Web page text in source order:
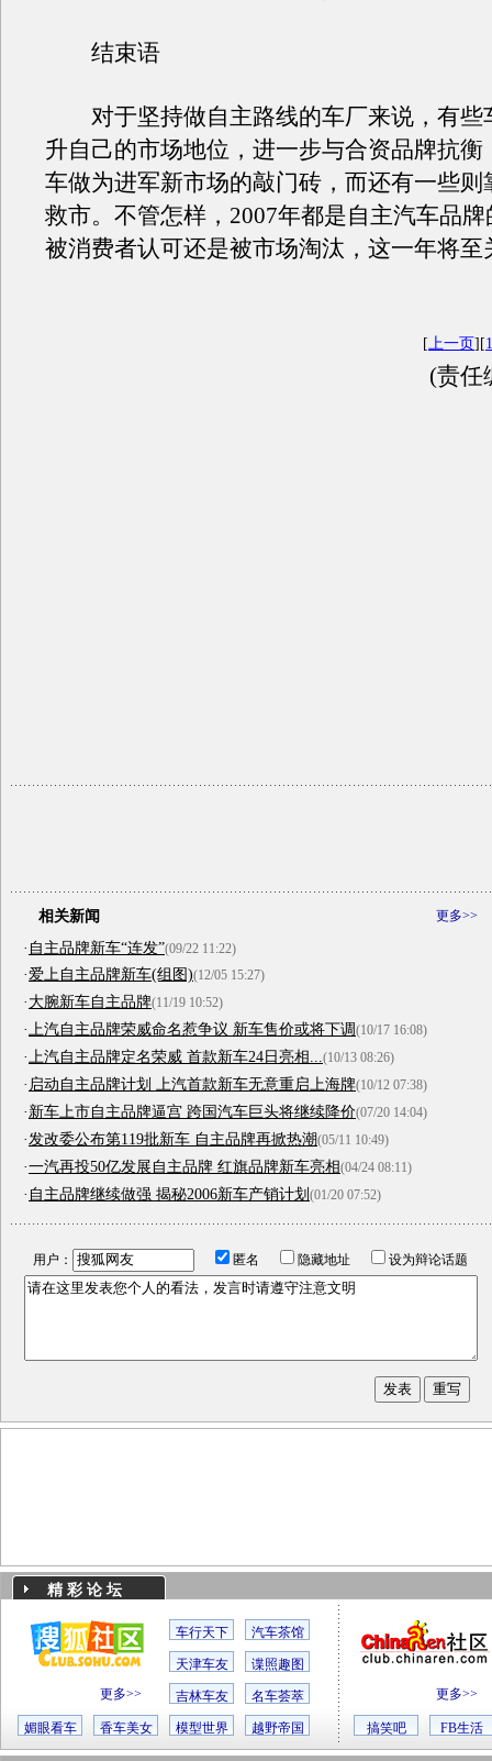
结束语
对于坚持做自主路线的车厂来说，有些
升自己的市场地位，进一步与合资品牌抗衡
车做为进军新市场的敲门砖，而还有一些则
救市。不管怎样，2007年都是自主汽车品
被消费者认可还是被市场淘汰，这一年将至
[上一页][1
(责任
更多>>
相关新闻
· 自主品牌新车“连发”(09/22 11:22)
·爱上自主品牌新车(组图)(12/05 15:27)
·大腕新车自主品牌(11/19 10:52)
· 上汽自主品牌荣威命名惹争议 新车售价或将下调(10/17 16:08)
· 上汽自主品牌定名荣威 首款新车24日亮相... (10/13 08:26)
· 启动自主品牌计划 上汽首款新车无意重启上海牌(10/12 07:38)
·新车上市自主品牌逼宫 跨国汽车巨头将继续降价(07/20 14:04)
·发改委公布第119批新车 自主品牌再掀热潮(05/11 10:49)
·一汽再投50亿发展自主品牌 红旗品牌新车亮相(04/24 08:11)
· 自主品牌继续做强 揭秘2006新车产销计划 (01/20 07:52)
用户： 匿名 隐藏地址 设为辩论话题
精 彩 论 坛
更多>>
车行天下 汽车茶馆
天津车友 谍照趣图
吉林车友 名车荟萃
媚眼看车 香车美女 模型世界 越野帝国
更多>>
搞笑吧 FB生活